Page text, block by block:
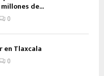
de...
0
en Tlaxcala
0